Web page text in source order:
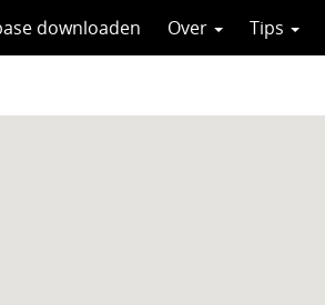
downloaden Over Tips